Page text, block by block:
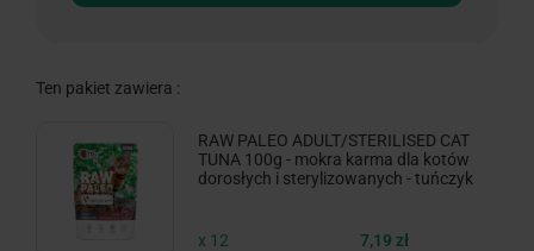
Ten pakiet zawiera :
RAW PALEO ADULT/STERILISED CAT
TUNA 100g - mokra karma dla kotów
dorosłych i sterylizowanych - tuńczyk
x 12 7,19 zł